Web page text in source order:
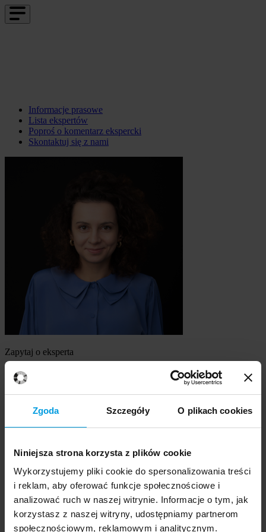
Zgoda Szczegóły O plikach cookies
Niniejsza strona korzysta z plików cookie
Wykorzystujemy pliki cookie do spersonalizowania treści
i reklam, aby oferować funkcje społecznościowe i
analizować ruch w naszej witrynie. Informacje o tym, jak
korzystasz z naszej witryny, udostępniamy partnerom
społecznościowym, reklamowym i analitycznym.
Informacje prasowe
Lista ekspertów
Poproś o komentarz ekspercki
Skontaktuj się z nami
Zapytaj o eksperta
mgr Alicja Balcerak
Szukasz eksperta
Wybierz temat
Ekspert
Wybierz formę kontaktu
udzielenie wywiadu
komentarz do artykułu
udział w audycji radiowej na żywo
udział w nagraniu audycji radiowej
udział w audycji telewizyjnej na żywo